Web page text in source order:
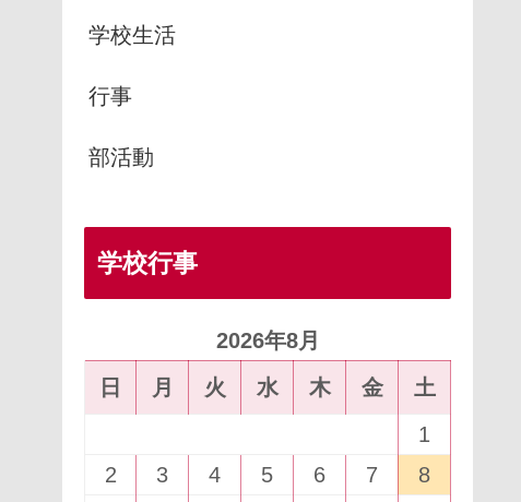
学校生活
行事
部活動
学校行事
2026年8月
日
月 火 水 木 金
土
1
2
3 4 5 6 7
8